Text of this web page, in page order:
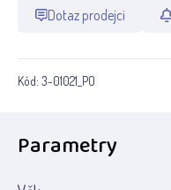
Dotaz prodejci
Kód: 3-01021_PO
Parametry